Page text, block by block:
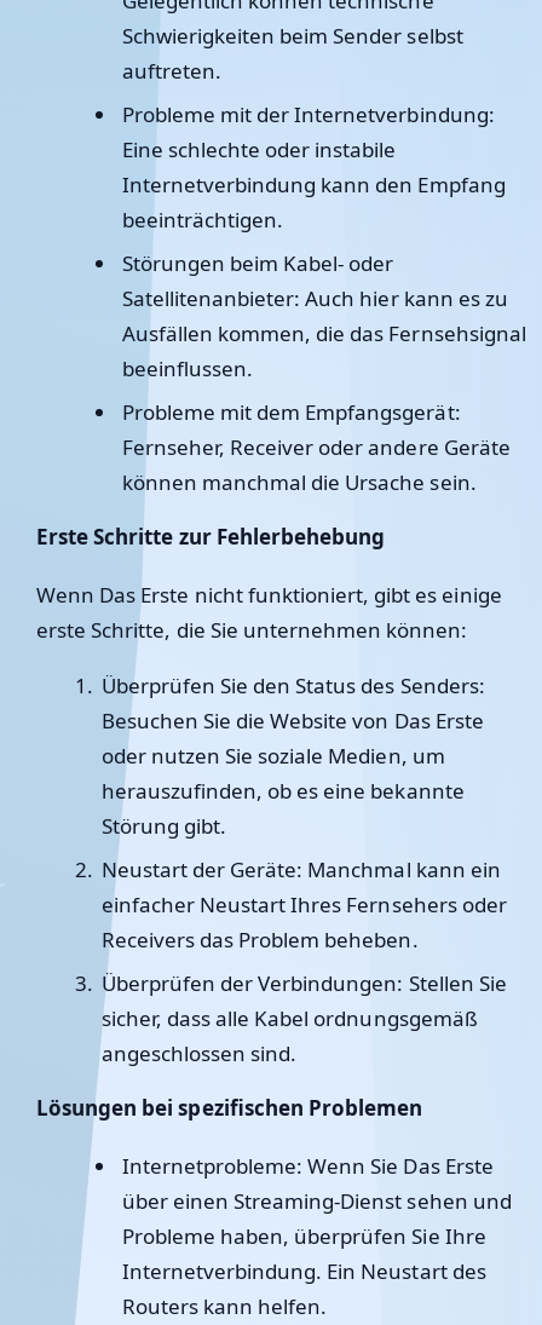
Schwierigkeiten beim Sender selbst
auftreten.
Probleme mit der Internetverbindung:
Eine schlechte oder instabile
Internetverbindung kann den Empfang
beeinträchtigen.
Störungen beim Kabel- oder
Satellitenanbieter: Auch hier kann es zu
Ausfällen kommen, die das Fernsehsignal
beeinflussen.
Probleme mit dem Empfangsgerät:
Fernseher, Receiver oder andere Geräte
können manchmal die Ursache sein.
Erste Schritte zur Fehlerbehebung
Wenn Das Erste nicht funktioniert, gibt es einige
erste Schritte, die Sie unternehmen können:
Überprüfen Sie den Status des Senders:
Besuchen Sie die Website von Das Erste
oder nutzen Sie soziale Medien, um
herauszufinden, ob es eine bekannte
Störung gibt.
Neustart der Geräte: Manchmal kann ein
einfacher Neustart Ihres Fernsehers oder
Receivers das Problem beheben.
Überprüfen der Verbindungen: Stellen Sie
sicher, dass alle Kabel ordnungsgemäß
angeschlossen sind.
Lösungen bei spezifischen Problemen
Internetprobleme: Wenn Sie Das Erste
über einen Streaming-Dienst sehen und
Probleme haben, überprüfen Sie Ihre
Internetverbindung. Ein Neustart des
Routers kann helfen.